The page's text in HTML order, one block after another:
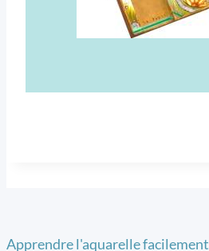
Apprendre l'aquarelle facilement